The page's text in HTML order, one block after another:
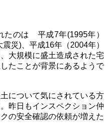
たのは 平成7年(1995年）
災)、平成16年（2004年）
大規模に盛土造成された宅
たことが背景にあるようで
について気にされている方
昨日もインスペクション仲
の安全確認の依頼が増えた